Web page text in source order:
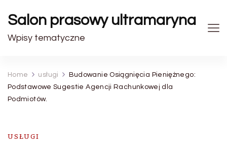
Salon prasowy ultramaryna
Wpisy tematyczne
Home usługi
Budowanie Osiągnięcia Pieniężnego:
Podstawowe Sugestie Agencji Rachunkowej dla
Podmiotów.
USŁUGI